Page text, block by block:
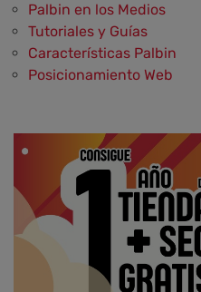
Palbin en los Medios
Tutoriales y Guías
Características Palbin
Posicionamiento Web
Aplicaciones y
Testimonios y Opiniones
Diseño web y UX